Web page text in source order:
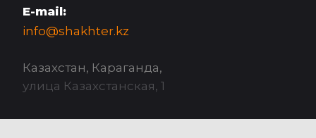
E-mail:
info@shakhter.kz
Казахстан, Караганда,
улица Казахстанская, 1